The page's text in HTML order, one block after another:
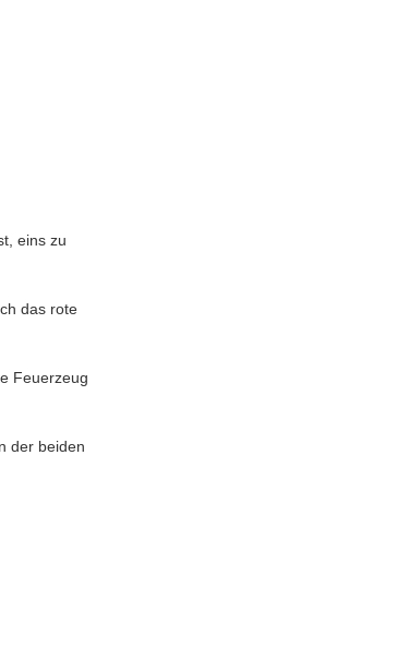
eins zu
das rote
Feuerzeug
der beiden